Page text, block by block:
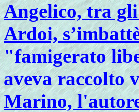
Angelico, tra
Ardoi,
"famigerato
aveva
Marino,